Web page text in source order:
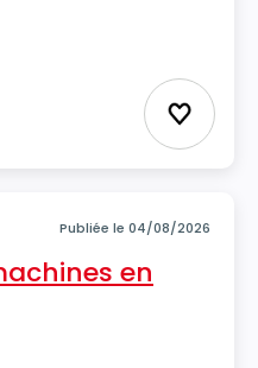
Ajouter
Publiée le 04/08/2026
en